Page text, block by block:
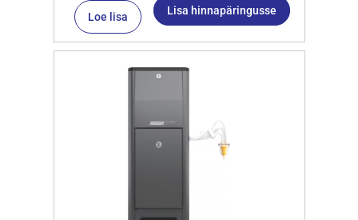
Loe lisa Lisa hinnapäringusse